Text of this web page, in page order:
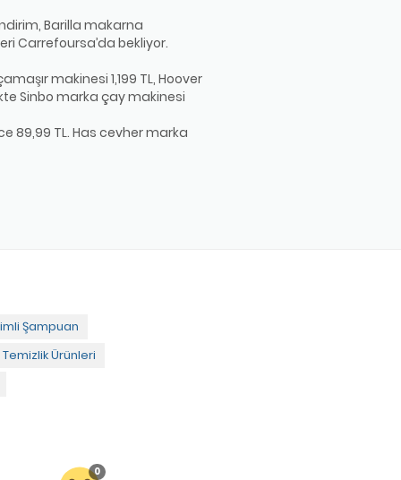
Barilla makarna
Carrefoursa’da bekliyor.
makinesi 1,199 TL, Hoover
Sinbo marka çay makinesi
89,99 TL. Has cevher marka
Şampuan
Ürünleri
0